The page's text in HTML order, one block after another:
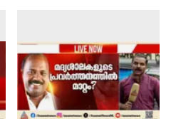
കൈയ്യടി